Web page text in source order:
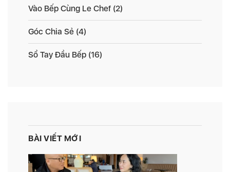
Vào Bếp Cùng Le Chef (2)
Góc Chia Sẻ (4)
Sổ Tay Đầu Bếp (16)
BÀI VIẾT MỚI